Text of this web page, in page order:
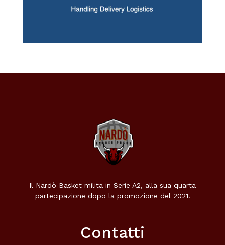
Il Nardò Basket milita in Serie A2, alla sua quarta
partecipazione dopo la promozione del 2021.
Contatti